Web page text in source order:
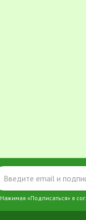
Нажимая «Подписаться» я